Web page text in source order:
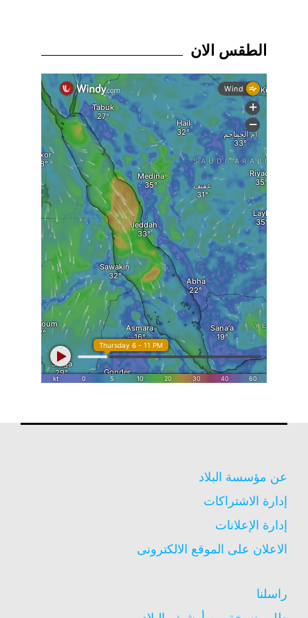
الطقس الان
عن مؤسسة البلاد
إدارة الاشتراكات
إدارة الإعلانات
الاعلان على الموقع الالكترونى
راسلنا